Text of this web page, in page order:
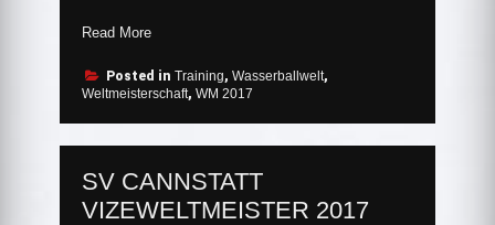
Read More„Düsseldorfer
60+
Team
holt
sich
6.
Weltmeistertitel“
Posted in Training, Wasserballwelt,
Weltmeisterschaft, WM 2017
SV CANNSTATT
VIZEWELTMEISTER 2017